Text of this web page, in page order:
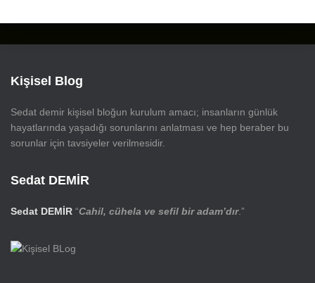
Kişisel Blog
Sedat demir kişisel bloğun kurulum amacı; insanların günlük
hayatlarında yaşadığı sorunlarını anlatması ve hep beraber bu
sorunlar için tavsiyeler verilmesidir.
Sedat DEMİR
Sedat DEMİR “Cahil, cühela ve sefil bir adam’dır.”